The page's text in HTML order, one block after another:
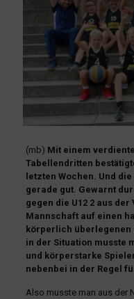
(mb) Mit einem
Tabellendritten
letzten Wochen. Und
gerade gut. Gewarnt
gegen die U12 2 aus
Mannschaft auf einen
körperlich
in der Situation musste
und körperstarke
nebenbei in der Regel
Also musste man aus der